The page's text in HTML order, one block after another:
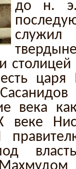
до н.
века
веке